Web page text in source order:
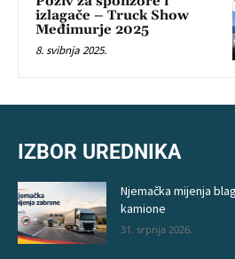
izlagače – Truck Show
Međimurje 2025
8. svibnja 2025.
IZBOR UREDNIKA
Njemačka mijenja
kamione
31. srpnja 2026.